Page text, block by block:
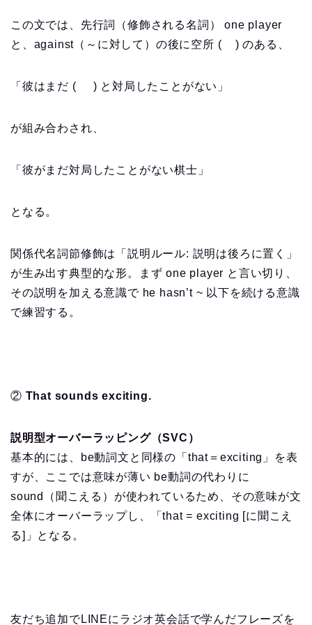
この文では、先行詞（修飾される名詞） one player
と、against（～に対して）の後に空所 ( ) のある、
「彼はまだ ( ) と対局したことがない」
が組み合わされ、
「彼がまだ対局したことがない棋士」
となる。
関係代名詞節修飾は「説明ルール: 説明は後ろに置く」
が生み出す典型的な形。まず one player と言い切り、
その説明を加える意識で he hasn’t ~ 以下を続ける意識
で練習する。
② That sounds exciting.
説明型オーバーラッピング（SVC）
基本的には、be動詞文と同様の「that＝exciting」を表
すが、ここでは意味が薄い be動詞の代わりに
sound（聞こえる）が使われているため、その意味が文
全体にオーバーラップし、「that = exciting [に聞こえ
る]」となる。
友だち追加でLINEにラジオ英会話で学んだフレーズを